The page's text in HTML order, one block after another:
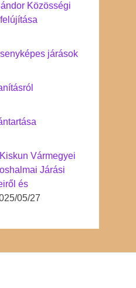
Közösségi
járások
Vármegyei
Járási
és
05/27